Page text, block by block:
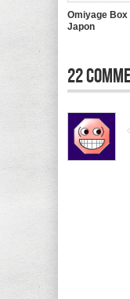
Omiyage
Japon
22